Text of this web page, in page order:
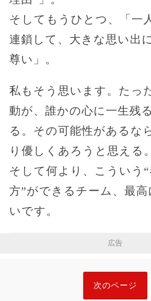
そしてもうひとつ、「一
連鎖して、大きな思い出
尊い」。
私もそう思います。たっ
動が、誰かの心に一生残
る。その可能性があるな
り優しくあろうと思える。
そして何より、こういう
方”ができるチーム、最
いです。
広告
次のページ